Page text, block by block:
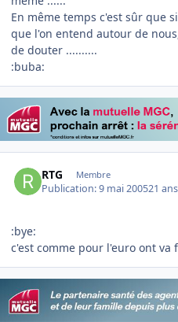
En même temps c'est sûr que
que l'on entend autour de
de douter ..........
:buba:
RTG Membre
Publication:9 mai 200521 ans
:bye:
c'est comme pour l'euro ont va